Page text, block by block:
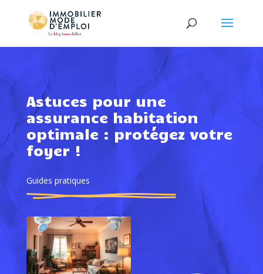
Astuces pour une
assurance habitation
optimale : protégez votre
foyer !
Guides pratiques